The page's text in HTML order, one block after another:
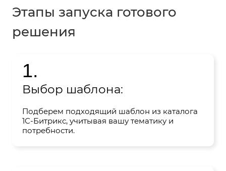
Этапы запуска готового
решения
1.
Выбор шаблона:
Подберем подходящий шаблон из каталога
1С-Битрикс, учитывая вашу тематику и
потребности.